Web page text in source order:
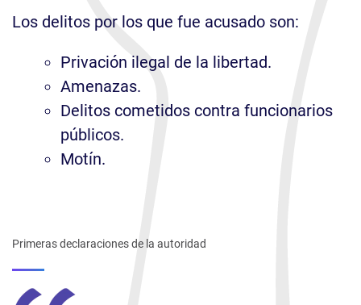
Los delitos por los que fue acusado son:
Privación ilegal de la libertad.
Amenazas.
Delitos cometidos contra funcionarios
públicos.
Motín.
Primeras declaraciones de la autoridad